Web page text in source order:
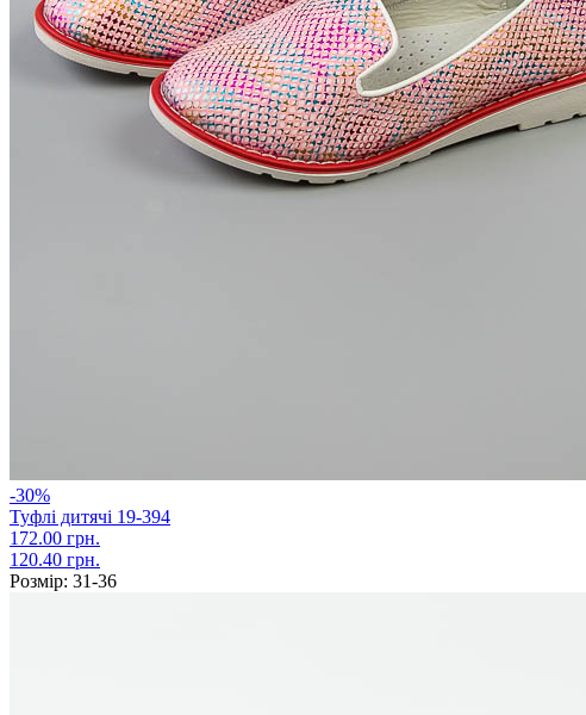
-30%
Туфлі дитячі 19-394
172.00 грн.
120.40 грн.
Розмір: 31-36